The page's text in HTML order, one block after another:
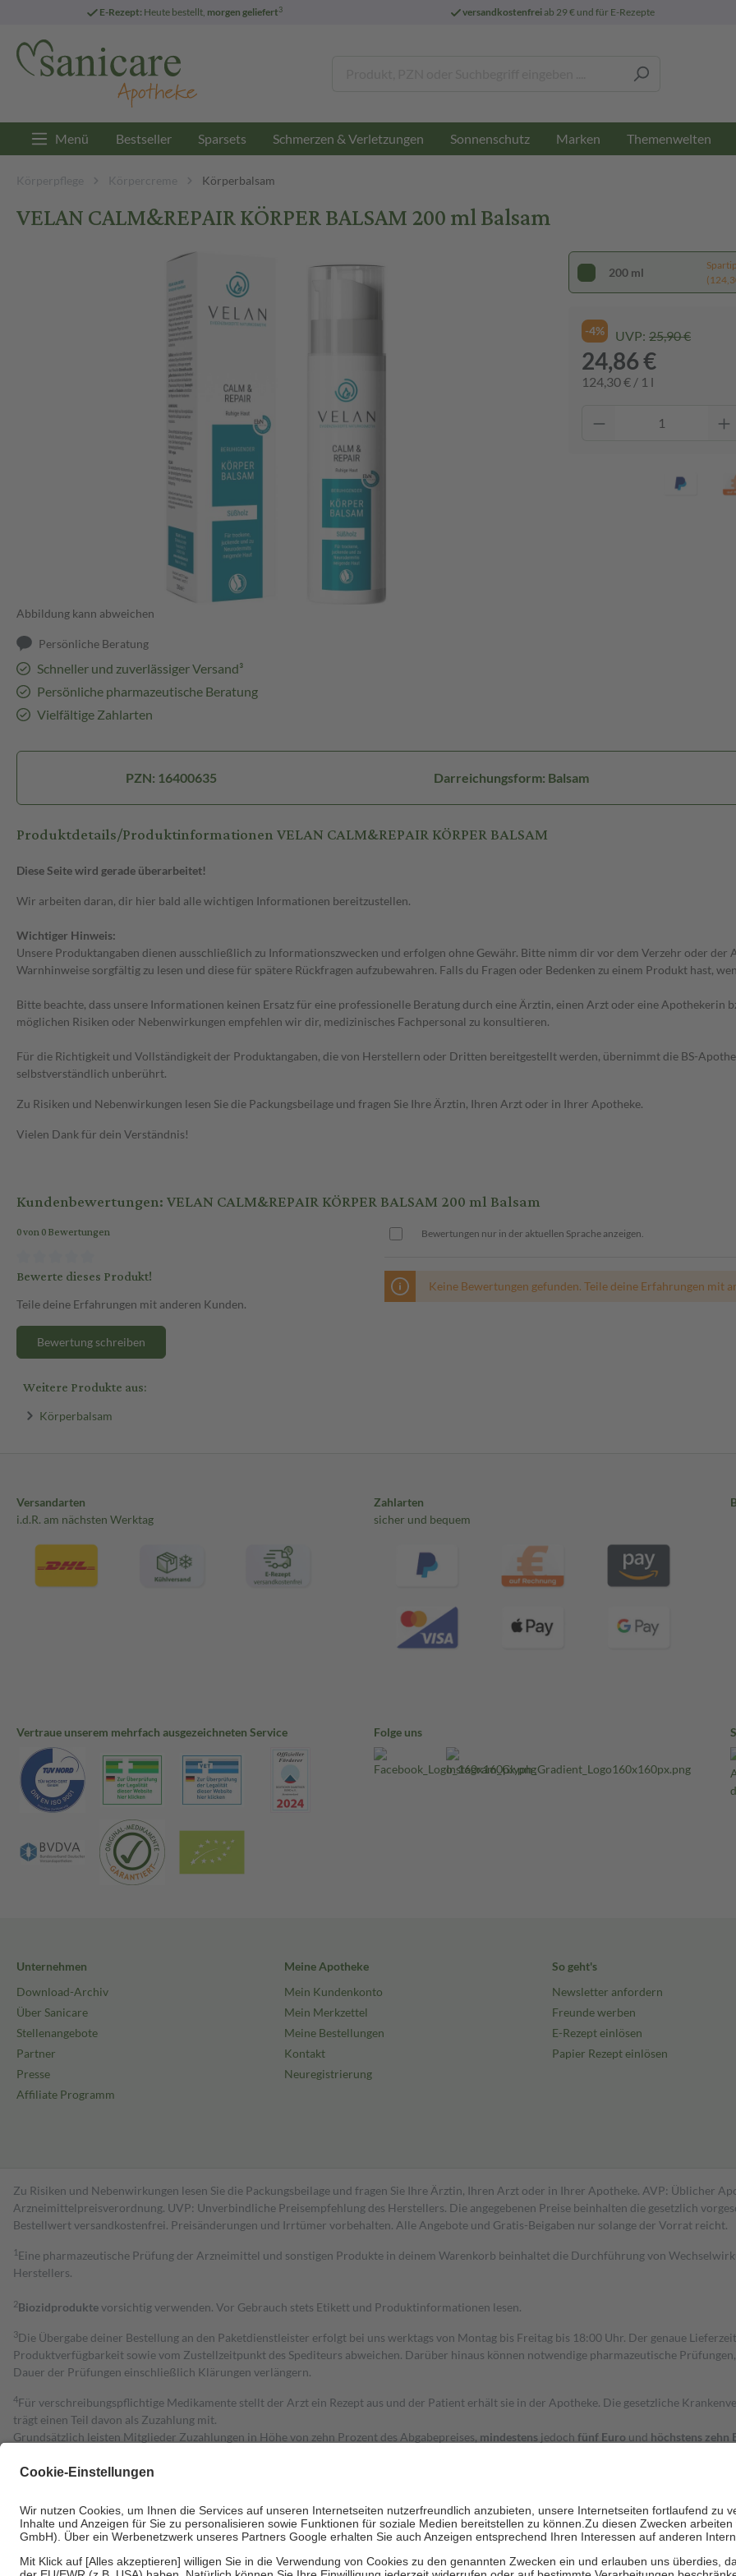
E-Rezept: Heute bestellt, morgen geliefert3 versandkostenfreiab 29 € und für E-Rezepte
Menü Bestseller Sparsets Schmerzen & Verletzungen Sonnenschutz Marken Themenwelten
Körperpflege Körpercreme Körperbalsam
VELAN CALM&REPAIR KÖRPER BALSAM 200 ml Balsam
Abbildung kann abweichen
Persönliche Beratung
Schneller und zuverlässiger Versand³
Persönliche pharmazeutische Beratung
Vielfältige Zahlarten
200 ml
-4% UVP: 25,90 €
24,86 €
124,30 € / 1 l
PZN: 16400635 Darreichungsform: Balsam
Produktdetails/Produktinformationen VELAN CALM&REPAIR KÖRPER BALSAM
Diese Seite wird gerade überarbeitet!
Wir arbeiten daran, dir hier bald alle wichtigen Informationen bereitzustellen.
Wichtiger Hinweis:
Unsere Produktangaben dienen ausschließlich zu Informationszwecken und erfolgen ohne Gewähr. Bitte nimm dir vor dem Verzehr oder
Warnhinweise sorgfältig zu lesen und diese für spätere Rückfragen aufzubewahren. Falls du Fragen oder Bedenken zu einem Produkt hast,
Bitte beachte, dass unsere Informationen keinen Ersatz für eine professionelle Beratung durch eine Ärztin, einen Arzt oder eine Apothekerin
möglichen Risiken oder Nebenwirkungen empfehlen wir dir, medizinisches Fachpersonal zu konsultieren.
Für die Richtigkeit und Vollständigkeit der Produktangaben, die von Herstellern oder Dritten bereitgestellt werden, übernimmt die BS-
selbstverständlich unberührt.
Zu Risiken und Nebenwirkungen lesen Sie die Packungsbeilage und fragen Sie Ihre Ärztin, Ihren Arzt oder in Ihrer Apotheke.
Vielen Dank für dein Verständnis!
Kundenbewertungen: VELAN CALM&REPAIR KÖRPER BALSAM 200 ml Balsam
0 von 0 Bewertungen
Bewerte dieses Produkt!
Teile deine Erfahrungen mit anderen Kunden.
Bewertung schreiben
Bewertungen nur in der aktuellen Sprache anzeigen.
Keine Bewertungen gefunden. Teile deine Erfahrungen mit
Weitere Produkte aus:
Körperbalsam
Versandarten
i.d.R. am nächsten Werktag
Zahlarten
sicher und bequem
Vertraue unserem mehrfach ausgezeichneten Service Folge uns
Unternehmen
Download-Archiv
Über Sanicare
Stellenangebote
Partner
Presse
Affiliate Programm
Meine Apotheke
Mein Kundenkonto
Mein Merkzettel
Meine Bestellungen
Kontakt
Neuregistrierung
So geht's
Newsletter anfordern
Freunde werben
E-Rezept einlösen
Papier Rezept einlösen
Zu Risiken und Nebenwirkungen lesen Sie die Packungsbeilage und fragen Sie Ihre Ärztin, Ihren Arzt oder in Ihrer Apotheke. AVP: Üblicher
Arzneimittelpreisverordnung. UVP: Unverbindliche Preisempfehlung des Herstellers. Die angegebenen Preise beinhalten die gesetzlich
Bestell­wert versand­kosten­frei. Preisänderungen und Irrtümer vorbehalten. Alle Angebote und Gratis-Beigaben nur solange der Vorrat reicht.
1 Eine pharmazeutische Prüfung der Arzneimittel und sonstigen Produkte in deinem Warenkorb beinhaltet die Durchführung von
Herstellers.
2Biozidproduktevorsichtig verwenden. Vor Gebrauch stets Etikett und Produktinformationen lesen.
3Die Übergabe deiner Bestellung an den Paketdienstleister erfolgt bei uns werktags von Montag bis Freitag bis 18:00 Uhr. Der genaue
Produktverfügbarkeit sowie vom Zustellzeitpunkt des Spediteurs abweichen. Darüber hinaus können notwendige pharmazeutische
Dauer der Prüfungen einschließlich Klärungen verlängern.
4Für verschreibungspflichtige Medikamente stellt der Arzt ein Rezept aus und der Patient erhält sie in der Apotheke. Die gesetzliche
trägt einen Teil davon als Zuzahlung mit.
Grundsätzlich leisten Mitglieder Zuzahlungen in Höhe von zehn Prozent des Abgabepreises, mindestens jedoch fünf Euro und höchstens zehn
Diese Regeln gelten grundsätzlich auch für Online-Apotheken.
Um das Engagement der Versicherten für ihre eigene Gesundheit zu stärken und die besondere Stellung der Familie zu unterstützen, fallen
• Kindern und Jugendlichen bis zum vollendeten 18. Lebensjahr mit Ausnahme der Fahrkosten
• Untersuchungen zur Vorsorge und Früherkennung, die von der GKV getragen werden
• empfohlenen Schutzimpfungen